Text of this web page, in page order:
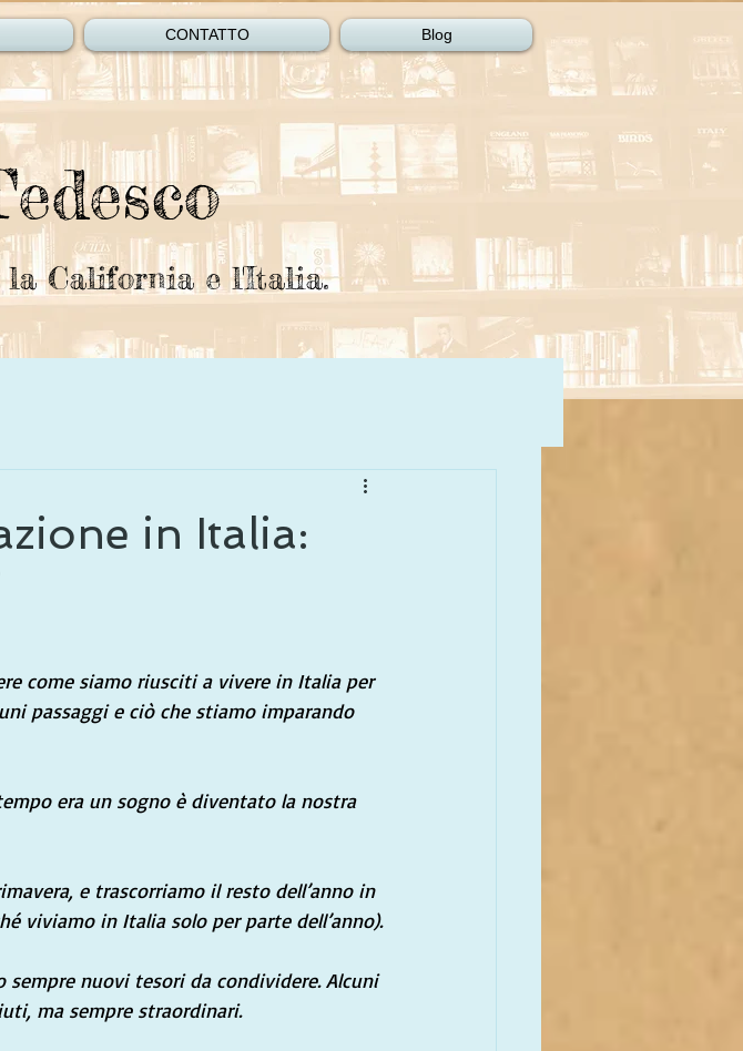
CONTATTO Blog
California e l'Italia.
in Italia:
come siamo riusciti a vivere in Italia per
passaggi e ciò che stiamo imparando
era un sogno è diventato la nostra
e trascorriamo il resto dell’anno in
viviamo in Italia solo per parte dell’anno).
sempre nuovi tesori da condividere. Alcuni
ma sempre straordinari.